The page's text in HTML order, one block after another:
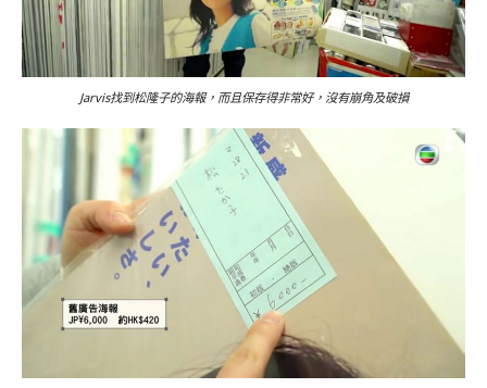
Jarvis找到松隆子的海報，而且保存得非常好，沒有崩角及破損